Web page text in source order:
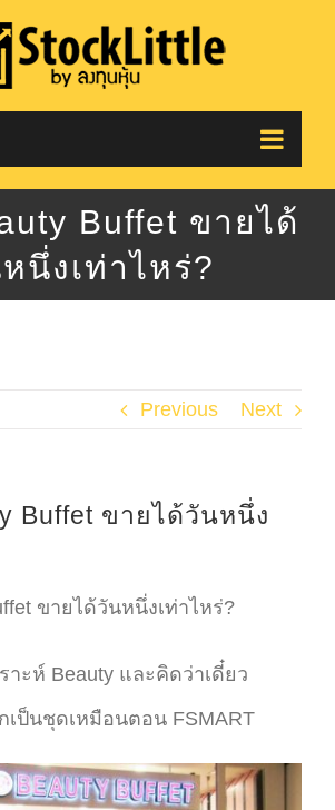
Buffet ขายได้
นึ่งเท่าไหร่?
Previous Next
Buffet ขายได้วันหนึ่ง
ขายได้วันหนึ่งเท่าไหร่?
าะห์ Beauty และคิดว่าเดี๋ยว
เป็นชุดเหมือนตอน FSMART